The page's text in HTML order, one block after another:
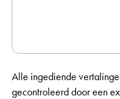
Alle ingediende
gecontroleerd door een